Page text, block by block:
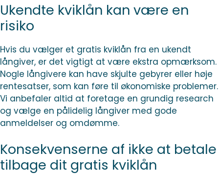
Ukendte kviklån kan være en
risiko
Hvis du vælger et gratis kviklån fra en ukendt
långiver, er det vigtigt at være ekstra opmærksom.
Nogle långivere kan have skjulte gebyrer eller høje
rentesatser, som kan føre til økonomiske problemer.
Vi anbefaler altid at foretage en grundig research
og vælge en pålidelig långiver med gode
anmeldelser og omdømme.
Konsekvenserne af ikke at betale
tilbage dit gratis kviklån